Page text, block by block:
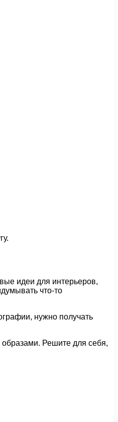
идеи для интерьеров,
что-то
нужно получать
Решите для себя,